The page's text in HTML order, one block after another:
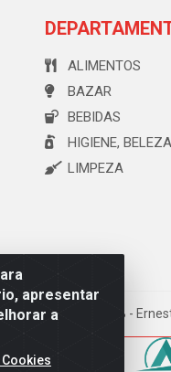
apresentar
a
ALIMENTOS
BAZAR
BEBIDAS
HIGIENE,
LIMPEZA
173 Galpão B -